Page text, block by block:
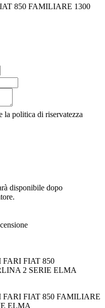
politica di riservatezza
disponibile dopo